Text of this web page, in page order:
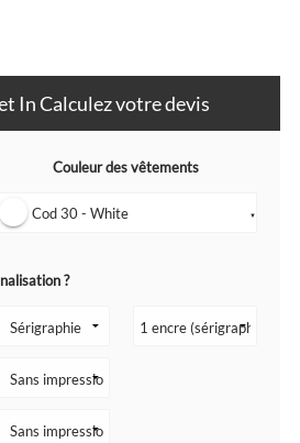
In Calculez votre devis
Couleur des vêtements
Cod 30 - White ▼
?